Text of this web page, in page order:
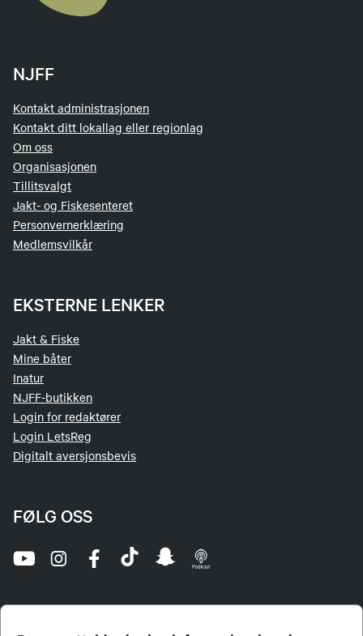
NJFF
Kontakt administrasjonen
Kontakt ditt lokallag eller regionlag
Om oss
Organisasjonen
Tillitsvalgt
Jakt- og Fiskesenteret
Personvernerklæring
Medlemsvilkår
EKSTERNE LENKER
Jakt & Fiske
Mine båter
Inatur
NJFF-butikken
Login for redaktører
Login LetsReg
Digitalt aversjonsbevis
FØLG OSS